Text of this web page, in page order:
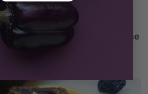
с киноа и сушени плодове